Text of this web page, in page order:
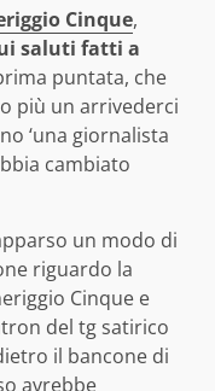
Cinque,
saluti fatti a
puntata, che
più un arrivederci
‘una giornalista
cambiato
un modo di
riguardo la
Cinque e
del tg satirico
il bancone di
avrebbe